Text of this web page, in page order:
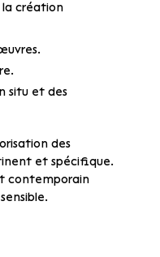
la création
situ et des
des
et spécifique.
contemporain